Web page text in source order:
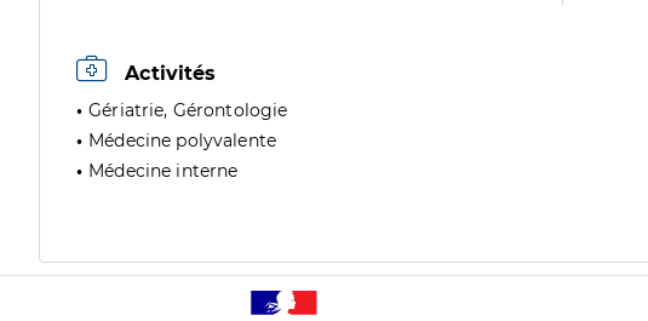
Activités
Gériatrie, Gérontologie
Médecine polyvalente
Médecine interne